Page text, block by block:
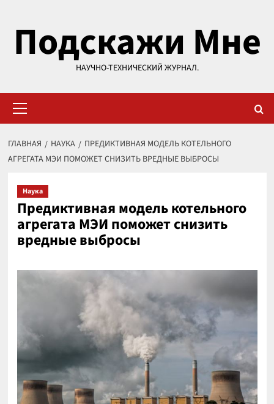
содержимому
Подскажи Мне
НАУЧНО-ТЕХНИЧЕСКИЙ ЖУРНАЛ.
меню
ГЛАВНАЯ НАУКА
ПРЕДИКТИВНАЯ МОДЕЛЬ КОТЕЛЬНОГО
АГРЕГАТА МЭИ ПОМОЖЕТ СНИЗИТЬ ВРЕДНЫЕ ВЫБРОСЫ
Наука
Предиктивная модель котельного
агрегата МЭИ поможет снизить
вредные выбросы